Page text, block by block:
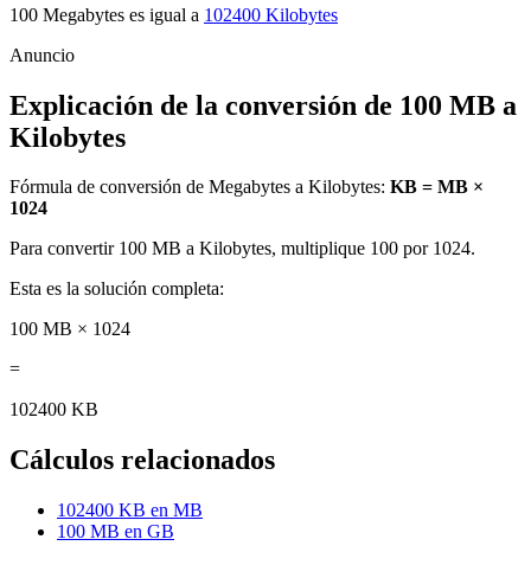
100 Megabytes es igual a 102400 Kilobytes
Explicación de la conversión de 100 MB a
Kilobytes
Fórmula de conversión de Megabytes a Kilobytes: KB = MB ×
1024
Para convertir 100 MB a Kilobytes, multiplique 100 por 1024.
Esta es la solución completa:
100 MB × 1024
=
102400 KB
Cálculos relacionados
102400 KB en MB
100 MB en GB